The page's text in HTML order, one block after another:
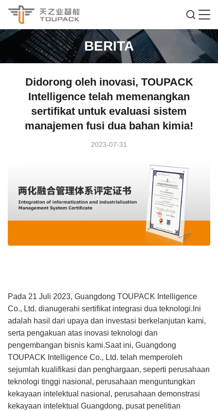
BERITA
Didorong oleh inovasi, TOUPACK
Intelligence telah memenangkan
sertifikat untuk evaluasi sistem
manajemen fusi dua bahan kimia!
2023-07-31
Pada 21 Juli 2023, Guangdong TOUPACK Intelligence
Co., Ltd. dianugerahi sertifikat integrasi dua teknologi.Ini
adalah hasil dari upaya dan investasi berkelanjutan kami,
serta pengakuan atas inovasi teknologi dan
pengembangan bisnis kami.Saat ini, Guangdong
TOUPACK Intelligence Co., Ltd. telah memperoleh
sejumlah kualifikasi dan penghargaan, seperti perusahaan
teknologi tinggi nasional, perusahaan menguntungkan
kekayaan intelektual nasional, perusahaan demonstrasi
kekayaan intelektual Guangdong, pusat penelitian